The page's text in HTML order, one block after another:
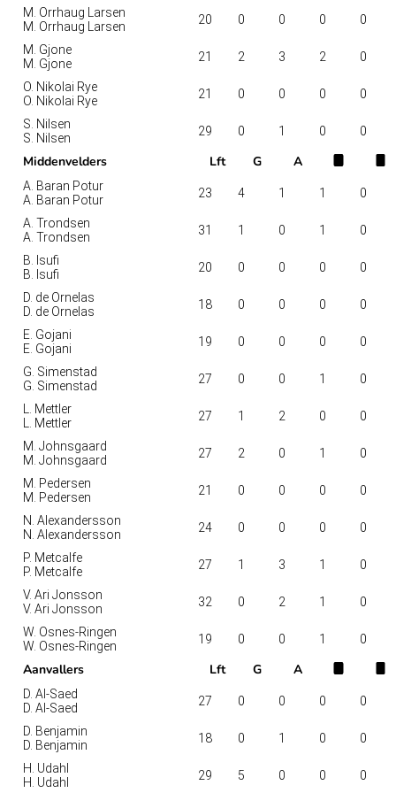
M. Orrhaug Larsen
M. Orrhaug Larsen
20 0 0 0 0
M. Gjone
M. Gjone
21 2 3 2 0
O. Nikolai Rye
O. Nikolai Rye
21 0 0 0 0
S. Nilsen
S. Nilsen
29 0 1 0 0
Middenvelders Lft G A
A. Baran Potur
A. Baran Potur
23 4 1 1 0
A. Trondsen
A. Trondsen
31 1 0 1 0
B. Isufi
B. Isufi
20 0 0 0 0
D. de Ornelas
D. de Ornelas
18 0 0 0 0
E. Gojani
E. Gojani
19 0 0 0 0
G. Simenstad
G. Simenstad
27 0 0 1 0
L. Mettler
L. Mettler
27 1 2 0 0
M. Johnsgaard
M. Johnsgaard
27 2 0 1 0
M. Pedersen
M. Pedersen
21 0 0 0 0
N. Alexandersson
N. Alexandersson
24 0 0 0 0
P. Metcalfe
P. Metcalfe
27 1 3 1 0
V. Ari Jonsson
V. Ari Jonsson
32 0 2 1 0
W. Osnes-Ringen
W. Osnes-Ringen
19 0 0 1 0
Aanvallers Lft G A
D. Al-Saed
D. Al-Saed
27 0 0 0 0
D. Benjamin
D. Benjamin
18 0 1 0 0
H. Udahl
H. Udahl
29 5 0 0 0